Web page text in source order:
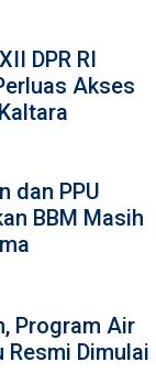
DPR RI
Akses
dan PPU
BBM Masih
Program Air
Resmi Dimulai